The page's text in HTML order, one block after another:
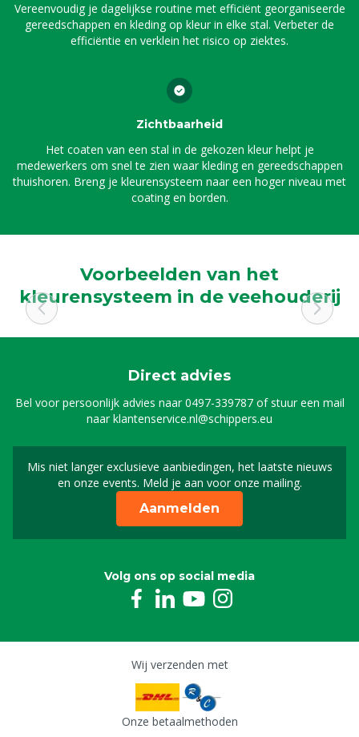
Vereenvoudig je dagelijkse routine met efficiënt georganiseerde
gereedschappen en kleding op kleur in elke stal. Verbeter de
efficiëntie en verklein het risico op ziektes.
Zichtbaarheid
Het coaten van een stal in de gekozen kleur helpt je
medewerkers om snel te zien waar kleding en gereedschappen
thuishoren. Breng je kleurensysteem naar een hoger niveau met
coating en borden.
Voorbeelden van het
kleurensysteem in de veehouderij
Direct advies
Bel voor persoonlijk advies naar0497-339787of stuur een mail
naarklantenservice.nl@schippers.eu
Mis niet langer exclusieve aanbiedingen, het laatste nieuws
en onze events. Meld je aan voor onze mailing.
Schrijf je in voor onze
Aanmelden
Volg ons op social media
Wij verzenden met
Onze betaalmethoden